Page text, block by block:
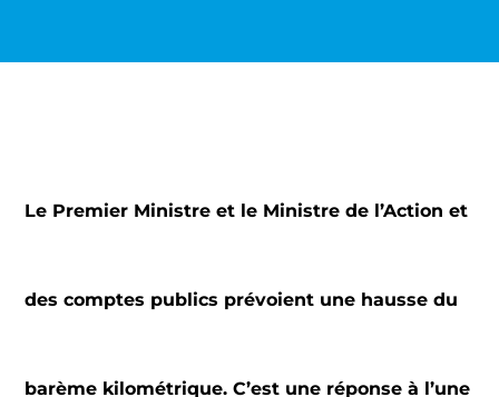
Le Premier Ministre et le Ministre de l’Action et
des comptes publics prévoient une hausse du
barème kilométrique. C’est une réponse à l’une